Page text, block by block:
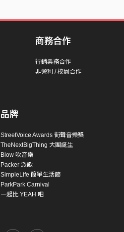
商務合作
行銷業務合作
非營利 / 校園合作
品牌
StreetVoice Awards 街聲音樂獎
TheNextBigThing 大團誕生
Blow 吹音樂
Packer 派歌
SimpleLife 簡單生活節
ParkPark Carnival
一起比 YEAH 吧